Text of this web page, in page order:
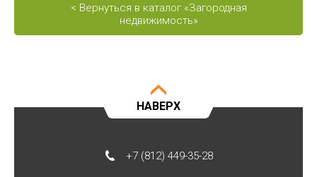
< Вернуться в каталог «Загородная
недвижимость»
НАВЕРХ
+7 (812) 449-35-28